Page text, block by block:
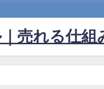
売れる仕